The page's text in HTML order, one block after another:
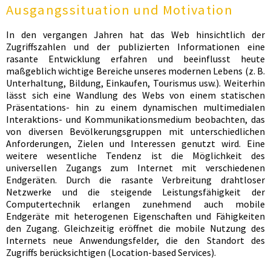
Ausgangssituation und Motivation
In den vergangen Jahren hat das Web hinsichtlich der
Zugriffszahlen und der publizierten Informationen eine
rasante Entwicklung erfahren und beeinflusst heute
maßgeblich wichtige Bereiche unseres modernen Lebens (z. B.
Unterhaltung, Bildung, Einkaufen, Tourismus usw.). Weiterhin
lässt sich eine Wandlung des Webs von einem statischen
Präsentations- hin zu einem dynamischen multimedialen
Interaktions- und Kommunikationsmedium beobachten, das
von diversen Bevölkerungsgruppen mit unterschiedlichen
Anforderungen, Zielen und Interessen genutzt wird. Eine
weitere wesentliche Tendenz ist die Möglichkeit des
universellen Zugangs zum Internet mit verschiedenen
Endgeräten. Durch die rasante Verbreitung drahtloser
Netzwerke und die steigende Leistungsfähigkeit der
Computertechnik erlangen zunehmend auch mobile
Endgeräte mit heterogenen Eigenschaften und Fähigkeiten
den Zugang. Gleichzeitig eröffnet die mobile Nutzung des
Internets neue Anwendungsfelder, die den Standort des
Zugriffs berücksichtigen (Location-based Services).